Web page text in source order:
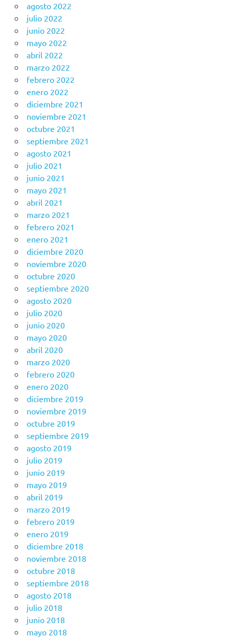
agosto 2022
julio 2022
junio 2022
mayo 2022
abril 2022
marzo 2022
febrero 2022
enero 2022
diciembre 2021
noviembre 2021
octubre 2021
septiembre 2021
agosto 2021
julio 2021
junio 2021
mayo 2021
abril 2021
marzo 2021
febrero 2021
enero 2021
diciembre 2020
noviembre 2020
octubre 2020
septiembre 2020
agosto 2020
julio 2020
junio 2020
mayo 2020
abril 2020
marzo 2020
febrero 2020
enero 2020
diciembre 2019
noviembre 2019
octubre 2019
septiembre 2019
agosto 2019
julio 2019
junio 2019
mayo 2019
abril 2019
marzo 2019
febrero 2019
enero 2019
diciembre 2018
noviembre 2018
octubre 2018
septiembre 2018
agosto 2018
julio 2018
junio 2018
mayo 2018